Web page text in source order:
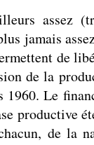
assez
jamais
de
de la
Le
productive
de la